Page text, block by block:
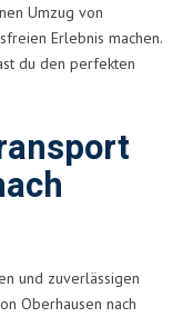
Umzug von
Erlebnis machen.
du den perfekten
und zuverlässigen
Oberhausen nach